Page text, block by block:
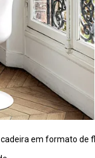
em formato de